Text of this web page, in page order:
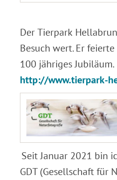
Der Tierpark
Besuch wert. Er
100 jähriges Jubiläum.
http://www.tierpark-
Seit Januar 2021 bin
GDT (Gesellschaft für